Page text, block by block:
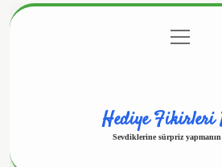
Gizlilik Politikası
menüyü
aç
Hediye Fikirleri
Sevdiklerine sürpriz